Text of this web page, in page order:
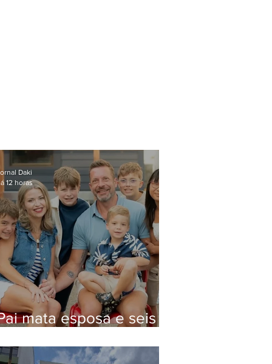
mata esposa e seis
Daki
12 horas